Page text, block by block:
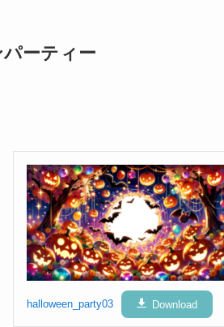
ーティー
halloween_party03 Download